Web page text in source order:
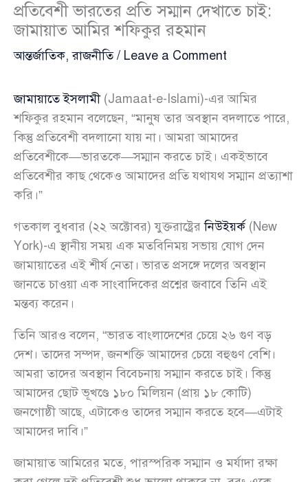
প্রতিবেশী ভারতের প্রতি সম্মান দেখাতে চাই:
জামায়াত আমির শফিকুর রহমান
আন্তর্জাতিক,রাজনীতি/ Leave a Comment
জামায়াতে ইসলামী(Jamaat-e-Islami)-এর আমির
শফিকুর রহমান বলেছেন, “মানুষ তার অবস্থান বদলাতে পারে,
কিন্তু প্রতিবেশী বদলানো যায় না। আমরা আমাদের
প্রতিবেশীকে—ভারতকে—সম্মান করতে চাই। একইভাবে
প্রতিবেশীর কাছ থেকেও আমাদের প্রতি যথাযথ সম্মান প্রত্যাশা
করি।”
গতকাল বুধবার (২২ অক্টোবর) যুক্তরাষ্ট্রেরনিউইয়র্ক (New
York)-এ স্থানীয় সময় এক মতবিনিময় সভায় যোগ দেন
জামায়াতের এই শীর্ষ নেতা। ভারত প্রসঙ্গে দলের অবস্থান
জানতে চাওয়া এক সাংবাদিকের প্রশ্নের জবাবে তিনি এই
মন্তব্য করেন।
তিনি আরও বলেন, “ভারত বাংলাদেশের চেয়ে ২৬ গুণ বড়
দেশ। তাদের সম্পদ, জনশক্তি আমাদের চেয়ে বহুগুণ বেশি।
আমরা তাদের অবস্থান বিবেচনায় সম্মান করতে চাই। কিন্তু
আমাদের ছোট ভূখণ্ডে ১৮০ মিলিয়ন (প্রায় ১৮ কোটি)
জনগোষ্ঠী আছে, এটাকেও তাদের সম্মান করতে হবে—এটাই
আমাদের দাবি।”
জামায়াত আমিরের মতে, পারস্পরিক সম্মান ও মর্যাদা রক্ষা